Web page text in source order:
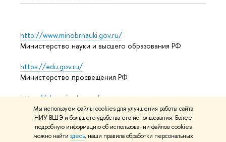
Мы используем файлы cookies для улучшения работы сайта
НИУ ВШЭ и большего удобства его использования. Более
подробную информацию об использовании файлов cookies
можно найти здесь, наши правила обработки персональных
http://www.minobrnauki.gov.ru/
Министерство науки и высшего образования РФ
https://edu.gov.ru/
Министерство просвещения РФ
https://elearning.hse.ru/mooc
Массовые открытые онлайн-курсы